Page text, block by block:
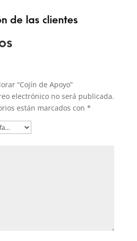
de las clientes
“Cojín de Apoyo”
electrónico no será publicada.
están marcados con *